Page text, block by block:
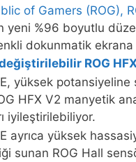
of Gamers (ROG),
yeni %96 boyutlu
dokunmatik ekrana
değiştirilebilir ROG
yüksek potansiyeline
HFX V2 manyetik
iyileştirilebiliyor.
ayrıca yüksek
sunan ROG Hall